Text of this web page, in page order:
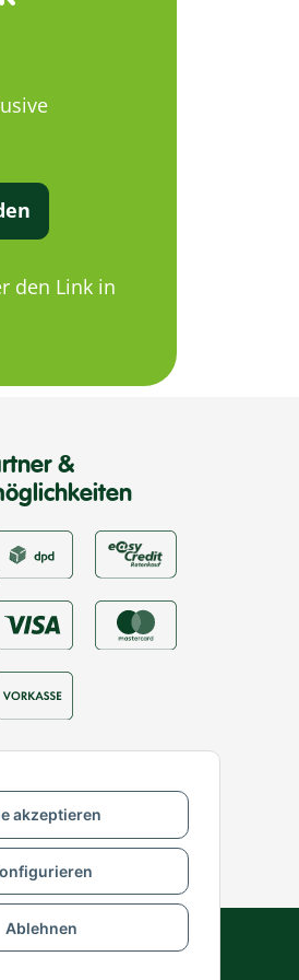
akzeptieren
Ablehnen
den Link in
&